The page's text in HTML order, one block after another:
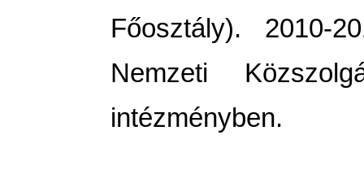
Főosztály). 2010-
Nemzeti
intézményben.